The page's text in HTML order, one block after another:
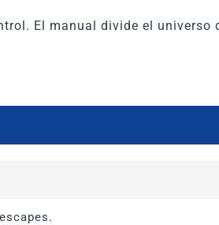
El manual divide el universo